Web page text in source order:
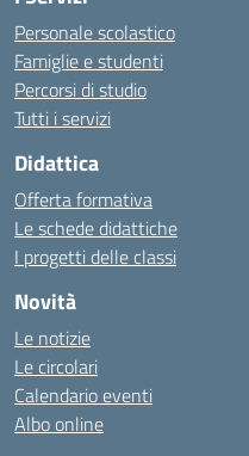
Personale scolastico
Famiglie e studenti
Percorsi di studio
Tutti i servizi
Didattica
Offerta formativa
Le schede didattiche
I progetti delle classi
Novità
Le notizie
Le circolari
Calendario eventi
Albo online